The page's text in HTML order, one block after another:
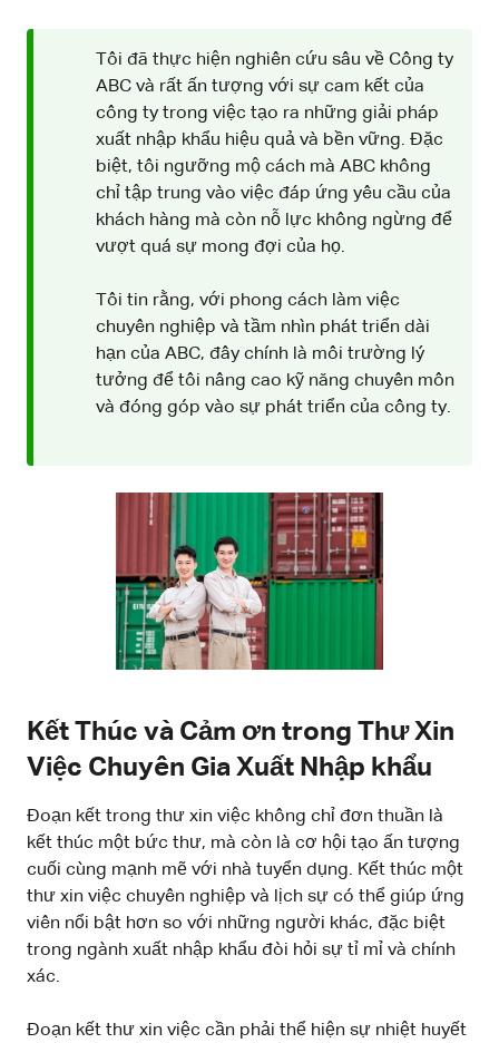
Tôi đã thực hiện nghiên cứu sâu về Công ty
ABC và rất ấn tượng với sự cam kết của
công ty trong việc tạo ra những giải pháp
xuất nhập khẩu hiệu quả và bền vững. Đặc
biệt, tôi ngưỡng mộ cách mà ABC không
chỉ tập trung vào việc đáp ứng yêu cầu của
khách hàng mà còn nỗ lực không ngừng để
vượt quá sự mong đợi của họ.
Tôi tin rằng, với phong cách làm việc
chuyên nghiệp và tầm nhìn phát triển dài
hạn của ABC, đây chính là môi trường lý
tưởng để tôi nâng cao kỹ năng chuyên môn
và đóng góp vào sự phát triển của công ty.
Kết Thúc và Cảm ơn trong Thư Xin
Việc Chuyên Gia Xuất Nhập khẩu
Đoạn kết trong thư xin việc không chỉ đơn thuần là
kết thúc một bức thư, mà còn là cơ hội tạo ấn tượng
cuối cùng mạnh mẽ với nhà tuyển dụng. Kết thúc một
thư xin việc chuyên nghiệp và lịch sự có thể giúp ứng
viên nổi bật hơn so với những người khác, đặc biệt
trong ngành xuất nhập khẩu đòi hỏi sự tỉ mỉ và chính
xác.
Đoạn kết thư xin việc cần phải thể hiện sự nhiệt huyết